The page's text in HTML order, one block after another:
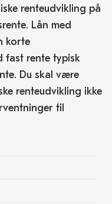
renteudvikling på
Lån med
korte
fast rente typisk
Du skal være
renteudvikling ikke
til